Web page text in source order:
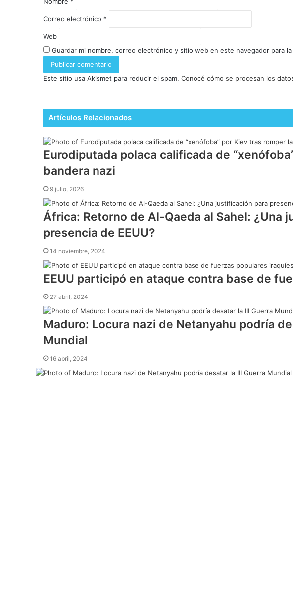
Correo electrónico *
Web
Guardar mi nombre, correo electrónico y sitio web en este navegador para
Este sitio usa Akismet para reducir el spam. Conocé cómo se procesan los
Artículos Relacionados
Eurodiputada polaca calificada de
bandera nazi
9 julio, 2026
África: Retorno de Al-Qaeda al Sahel: ¿Una
presencia de EEUU?
14 noviembre, 2024
EEUU participó en ataque contra base de
27 abril, 2024
Maduro: Locura nazi de Netanyahu podría
Mundial
16 abril, 2024